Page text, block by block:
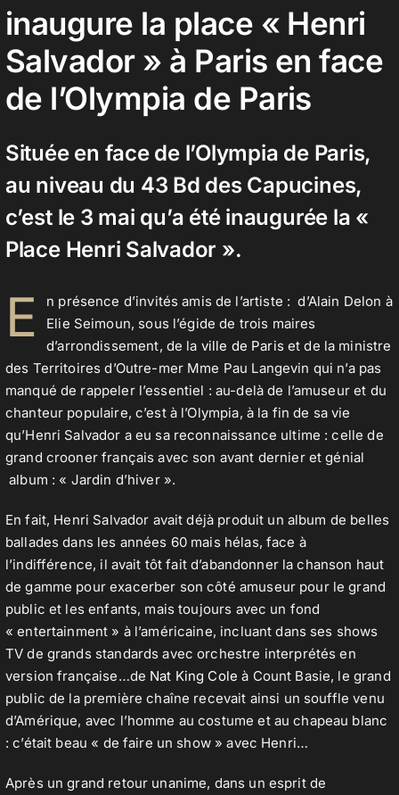
Contact
inaugure la place « Henri
Salvador » à Paris en face
de l’Olympia de Paris
Située en face de l’Olympia de Paris,
au niveau du 43 Bd des Capucines,
c’est le 3 mai qu’a été inaugurée la «
Place Henri Salvador ».
E
n présence d’invités amis de l’artiste : d’Alain Delon à
Elie Seimoun, sous l’égide de trois maires
d’arrondissement, de la ville de Pariset de la ministre
des Territoires d’Outre-mer Mme Pau Langevin qui n’a pas
manqué de rappeler l’essentiel : au-delà de l’amuseur et du
chanteur populaire, c’est à l’Olympia, à la fin de sa vie
qu’Henri Salvador a eu sa reconnaissance ultime : celle de
grand crooner français avec son avant dernier et génial
album : « Jardin d’hiver ».
En fait, Henri Salvador avait déjà produit un album de belles
ballades dans les années 60 mais hélas, face à
l’indifférence, il avait tôt fait d’abandonner la chanson haut
de gamme pour exacerber son côté amuseur pour le grand
public et les enfants, mais toujours avec un fond
« entertainment » à l’américaine, incluant dans ses shows
TV de grands standards avec orchestre interprétés en
version française…de Nat King Cole à Count Basie, le grand
public de la première chaîne recevait ainsi un souffle venu
d’Amérique, avec l’homme au costume et au chapeau blanc
: c’était beau « de faire un show » avec Henri…
Après un grand retour unanime, dans un esprit de